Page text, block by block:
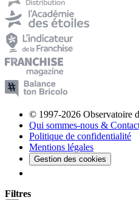
© 1997-2026 Observatoire
Qui sommes-nous &
Politique de confidentialité
Mentions légales
Gestion des cookies
Filtres